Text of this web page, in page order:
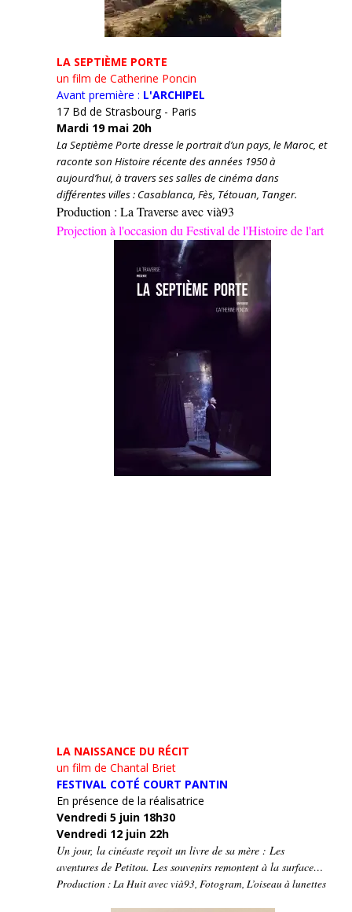
LA SEPTIÈME PORTE
un film de Catherine Poncin
Avant première : L'ARCHIPEL
17 Bd de Strasbourg - Paris
Mardi 19 mai 20h
La Septième Porte dresse le portrait d’un pays, le Maroc, et
raconte son Histoire récente des années 1950 à
aujourd’hui, à travers ses salles de cinéma dans
différentes villes : Casablanca, Fès, Tétouan, Tanger.
Production : La Traverse avec vià93
Projection à l'occasion du Festival de l'Histoire de l'art
LA NAISSANCE DU RÉCIT
un film de Chantal Briet
FESTIVAL COTÉ COURT PANTIN
En présence de la réalisatrice
Vendredi 5 juin 18h30
Vendredi 12 juin 22h
Un jour, la cinéaste reçoit un livre de sa mère : Les
aventures de Petitou. Les souvenirs remontent à la surface…
Production : La Huit avec vià93, Fotogram, L’oiseau à lunettes